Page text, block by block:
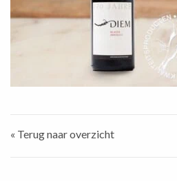
« Terug naar overzicht